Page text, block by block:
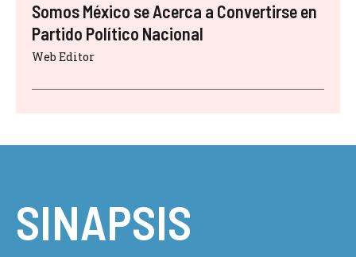
Somos México se Acerca a Convertirse en
Partido Político Nacional
Web Editor
SINAPSIS